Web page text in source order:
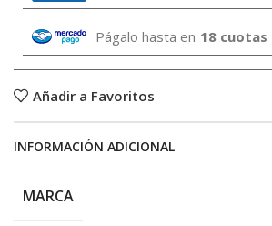
Págalo hasta en 18 cuotas
Añadir a Favoritos
INFORMACIÓN ADICIONAL
MARCA